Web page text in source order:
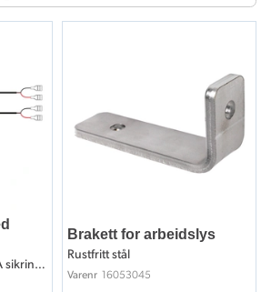
12/24V,300W Maks, 30A sikring, 2x lamper
Brakett for arbeidslys
Rustfritt stål
Varenr 16053045